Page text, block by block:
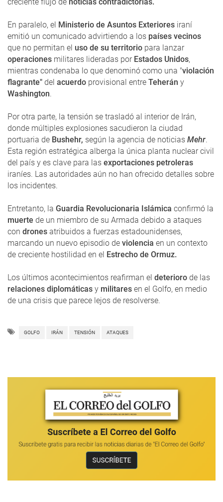
En paralelo, el Ministerio de Asuntos Exteriores iraní
emitió un comunicado advirtiendo a los países vecinos
que no permitan el uso de su territorio para lanzar
operaciones militares lideradas por Estados Unidos,
mientras condenaba lo que denominó como una "violación
flagrante" del acuerdo provisional entre Teherán y
Washington.
Por otra parte, la tensión se trasladó al interior de Irán,
donde múltiples explosiones sacudieron la ciudad
portuaria de Bushehr, según la agencia de noticias Mehr.
Esta región estratégica alberga la única planta nuclear civil
del país y es clave para las exportaciones petroleras
iraníes. Las autoridades aún no han ofrecido detalles sobre
los incidentes.
Entretanto, la Guardia Revolucionaria Islámica confirmó la
muerte de un miembro de su Armada debido a ataques
con drones atribuidos a fuerzas estadounidenses,
marcando un nuevo episodio de violencia en un contexto
de creciente hostilidad en el Estrecho de Ormuz.
Los últimos acontecimientos reafirman el deterioro de las
relaciones diplomáticas y militares en el Golfo, en medio
de una crisis que parece lejos de resolverse.
GOLFO IRÁN TENSIÓN ATAQUES